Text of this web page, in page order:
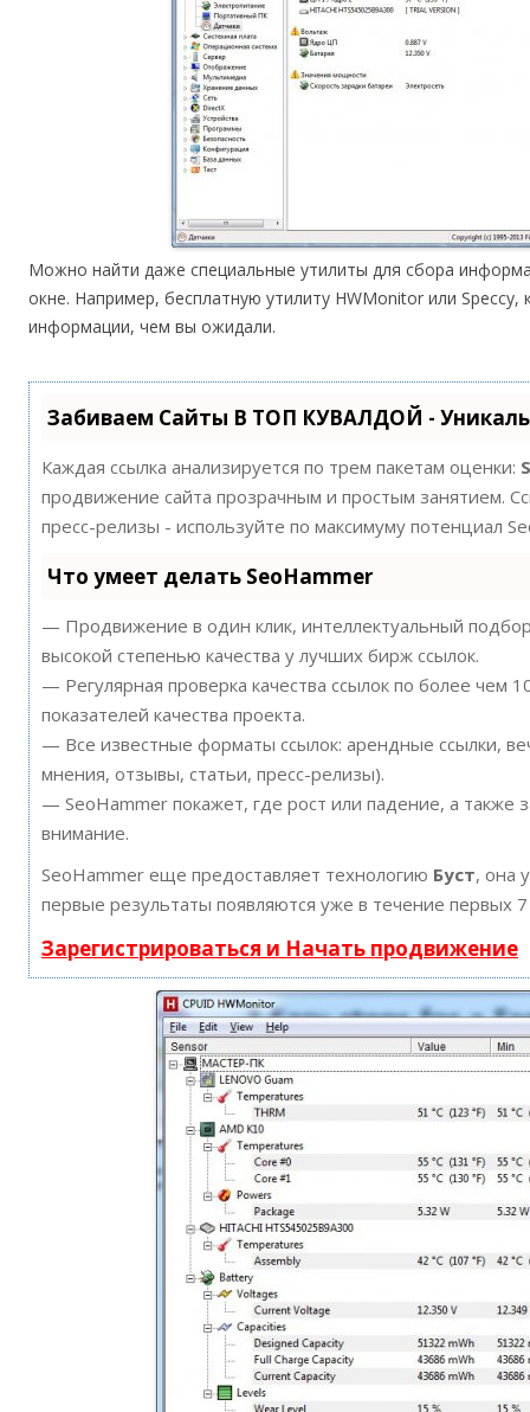
Можно найти даже специальные утилиты для сбора
окне. Например, бесплатную утилиту HWMonitor или
информации, чем вы ожидали.
Забиваем Сайты В ТОП КУВАЛДОЙ -
Каждая ссылка анализируется по трем пакетам оценки:
продвижение сайта прозрачным и простым занятием.
пресс-релизы - используйте по максимуму потенциал
Что умеет делать SeoHammer
— Продвижение в один клик, интеллектуальный
высокой степенью качества у лучших бирж ссылок.
— Регулярная проверка качества ссылок по более чем
показателей качества проекта.
— Все известные форматы ссылок: арендные ссылки,
мнения, отзывы, статьи, пресс-релизы).
— SeoHammer покажет, где рост или падение, а также
внимание.
SeoHammer еще предоставляет технологию Буст, она
первые результаты появляются уже в течение первых
Зарегистрироваться и Начать продвижение